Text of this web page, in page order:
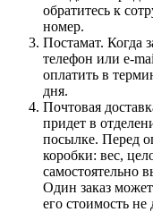
обратитесь к
номер.
Постамат. Когда
телефон или e-
оплатить в
дня.
Почтовая
придет в
посылке. Перед
коробки: вес,
самостоятельно
Один заказ
его стоимость